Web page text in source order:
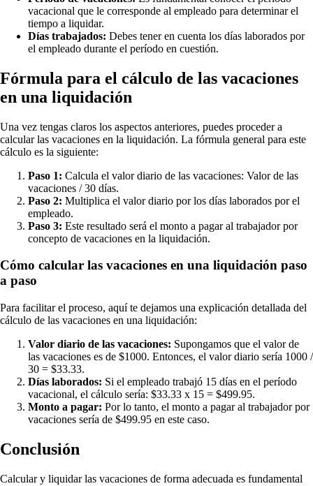
vacacional que le corresponde al empleado para determinar el
tiempo a liquidar.
Días trabajados: Debes tener en cuenta los días laborados por
el empleado durante el período en cuestión.
Fórmula para el cálculo de las vacaciones
en una liquidación
Una vez tengas claros los aspectos anteriores, puedes proceder a
calcular las vacaciones en la liquidación. La fórmula general para este
cálculo es la siguiente:
Paso 1: Calcula el valor diario de las vacaciones: Valor de las
vacaciones / 30 días.
Paso 2: Multiplica el valor diario por los días laborados por el
empleado.
Paso 3: Este resultado será el monto a pagar al trabajador por
concepto de vacaciones en la liquidación.
Cómo calcular las vacaciones en una liquidación paso
a paso
Para facilitar el proceso, aquí te dejamos una explicación detallada del
cálculo de las vacaciones en una liquidación:
Valor diario de las vacaciones: Supongamos que el valor de
las vacaciones es de $1000. Entonces, el valor diario sería 1000 /
30 = $33.33.
Días laborados: Si el empleado trabajó 15 días en el período
vacacional, el cálculo sería: $33.33 x 15 = $499.95.
Monto a pagar: Por lo tanto, el monto a pagar al trabajador por
vacaciones sería de $499.95 en este caso.
Conclusión
Calcular y liquidar las vacaciones de forma adecuada es fundamental